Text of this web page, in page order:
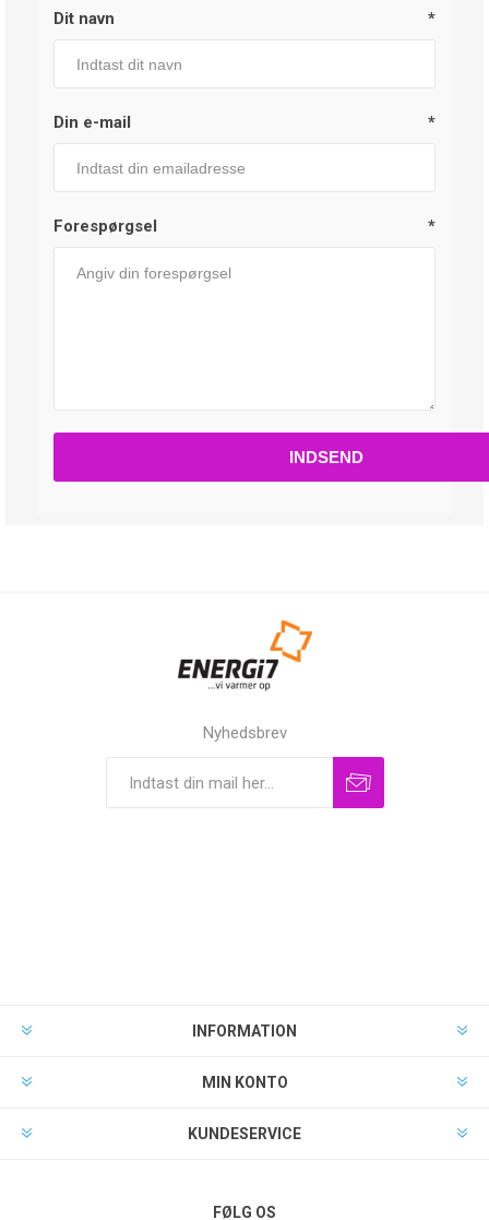
Dit navn *
Din e-mail *
Forespørgsel *
Nyhedsbrev
INFORMATION
MIN KONTO
KUNDESERVICE
FØLG OS